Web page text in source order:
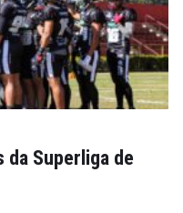
da Superliga de